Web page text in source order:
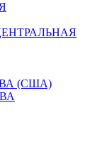
(США)